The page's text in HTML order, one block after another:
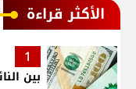
الأكثر قراءة
1
بين